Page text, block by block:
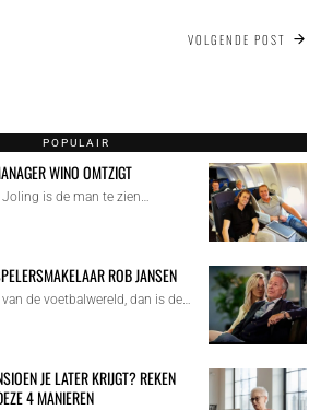
VOLGENDE POST
POPULAIR
WINO OMTZIGT
is de man te zien…
ROB JANSEN
de voetbalwereld, dan is de…
JE LATER KRIJGT? REKEN
4 MANIEREN